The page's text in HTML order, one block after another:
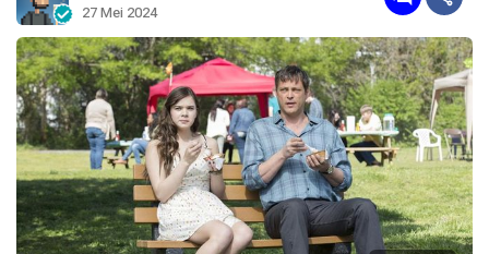
27 Mei 2024